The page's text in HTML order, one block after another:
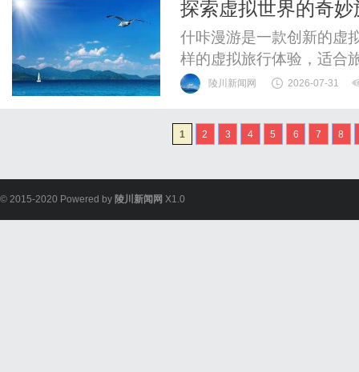
束，约10个月;半年集训7
探索虚拟世界的奇
功能
什咔漫游是一款创新的虚
样的虚拟旅行体验，适合
时代的文化交流与沉浸式
陵川新闻网 2026-07-31
1 2 3 4 5 6 7 8
© 2015-2020 Powered by 陵川新闻网 X1.0